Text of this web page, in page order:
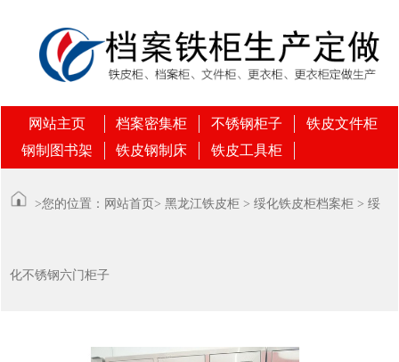
网站主页 档案密集柜 不锈钢柜子
铁皮文件柜
钢制图书架
铁皮钢制床 铁皮工具柜
>您的位置： 网站首页> 黑龙江铁皮柜 > 绥化铁皮柜档案柜 > 绥
化不锈钢六门柜子